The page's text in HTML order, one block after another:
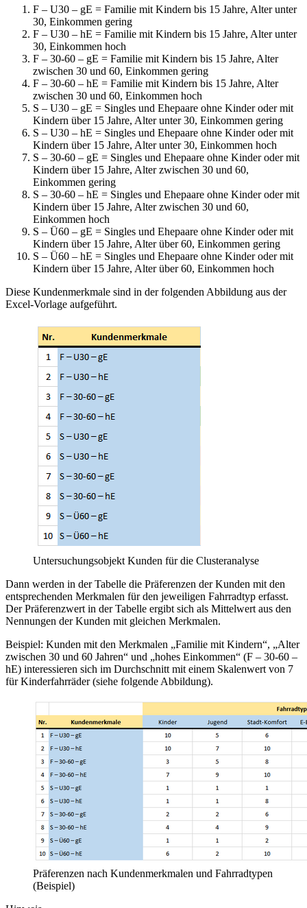
F – U30 – gE = Familie mit Kindern bis 15 Jahre, Alter unter
30, Einkommen gering
F – U30 – hE = Familie mit Kindern bis 15 Jahre, Alter unter
30, Einkommen hoch
F – 30-60 – gE = Familie mit Kindern bis 15 Jahre, Alter
zwischen 30 und 60, Einkommen gering
F – 30-60 – hE = Familie mit Kindern bis 15 Jahre, Alter
zwischen 30 und 60, Einkommen hoch
S – U30 – gE = Singles und Ehepaare ohne Kinder oder mit
Kindern über 15 Jahre, Alter unter 30, Einkommen gering
S – U30 – hE = Singles und Ehepaare ohne Kinder oder mit
Kindern über 15 Jahre, Alter unter 30, Einkommen hoch
S – 30-60 – gE = Singles und Ehepaare ohne Kinder oder mit
Kindern über 15 Jahre, Alter zwischen 30 und 60,
Einkommen gering
S – 30-60 – hE = Singles und Ehepaare ohne Kinder oder mit
Kindern über 15 Jahre, Alter zwischen 30 und 60,
Einkommen hoch
S – Ü60 – gE = Singles und Ehepaare ohne Kinder oder mit
Kindern über 15 Jahre, Alter über 60, Einkommen gering
S – Ü60 – hE = Singles und Ehepaare ohne Kinder oder mit
Kindern über 15 Jahre, Alter über 60, Einkommen hoch
Diese Kundenmerkmale sind in der folgenden Abbildung aus der
Excel-Vorlage aufgeführt.
Untersuchungsobjekt Kunden für die Clusteranalyse
Dann werden in der Tabelle die Präferenzen der Kunden mit den
entsprechenden Merkmalen für den jeweiligen Fahrradtyp erfasst.
Der Präferenzwert in der Tabelle ergibt sich als Mittelwert aus den
Nennungen der Kunden mit gleichen Merkmalen.
Beispiel: Kunden mit den Merkmalen „Familie mit Kindern“, „Alter
zwischen 30 und 60 Jahren“ und „hohes Einkommen“ (F – 30-60 –
hE) interessieren sich im Durchschnitt mit einem Skalenwert von 7
für Kinderfahrräder (siehe folgende Abbildung).
Präferenzen nach Kundenmerkmalen und Fahrradtypen
(Beispiel)